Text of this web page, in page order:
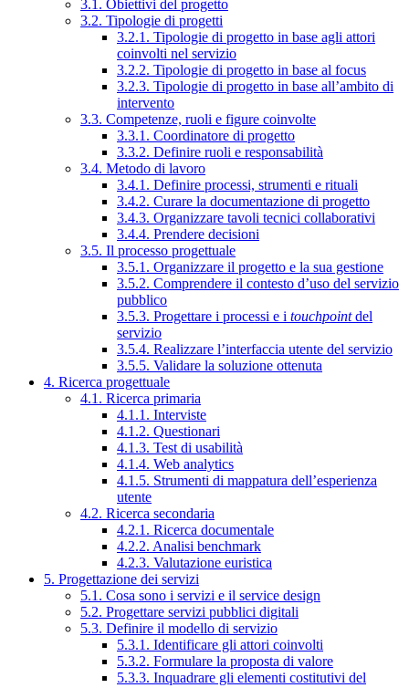
3.1. Obiettivi del progetto
3.2. Tipologie di progetti
3.2.1. Tipologie di progetto in base agli attori
coinvolti nel servizio
3.2.2. Tipologie di progetto in base al focus
3.2.3. Tipologie di progetto in base all’ambito di
intervento
3.3. Competenze, ruoli e figure coinvolte
3.3.1. Coordinatore di progetto
3.3.2. Definire ruoli e responsabilità
3.4. Metodo di lavoro
3.4.1. Definire processi, strumenti e rituali
3.4.2. Curare la documentazione di progetto
3.4.3. Organizzare tavoli tecnici collaborativi
3.4.4. Prendere decisioni
3.5. Il processo progettuale
3.5.1. Organizzare il progetto e la sua gestione
3.5.2. Comprendere il contesto d’uso del servizio
pubblico
3.5.3. Progettare i processi e i touchpointdel
servizio
3.5.4. Realizzare l’interfaccia utente del servizio
3.5.5. Validare la soluzione ottenuta
4. Ricerca progettuale
4.1. Ricerca primaria
4.1.1. Interviste
4.1.2. Questionari
4.1.3. Test di usabilità
4.1.4. Web analytics
4.1.5. Strumenti di mappatura dell’esperienza
utente
4.2. Ricerca secondaria
4.2.1. Ricerca documentale
4.2.2. Analisi benchmark
4.2.3. Valutazione euristica
5. Progettazione dei servizi
5.1. Cosa sono i servizi e il service design
5.2. Progettare servizi pubblici digitali
5.3. Definire il modello di servizio
5.3.1. Identificare gli attori coinvolti
5.3.2. Formulare la proposta di valore
5.3.3. Inquadrare gli elementi costitutivi del